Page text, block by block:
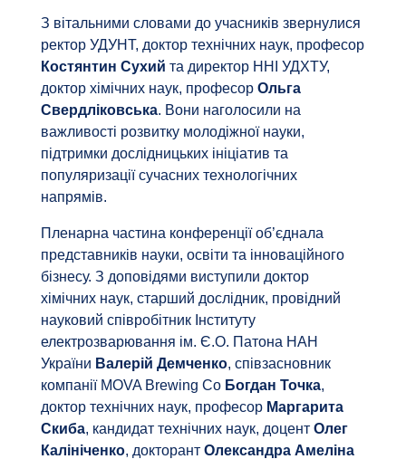
З вітальними словами до учасників звернулися
ректор УДУНТ, доктор технічних наук, професор
Костянтин Сухий та директор ННІ УДХТУ,
доктор хімічних наук, професор Ольга
Свердліковська. Вони наголосили на
важливості розвитку молодіжної науки,
підтримки дослідницьких ініціатив та
популяризації сучасних технологічних
напрямів.
Пленарна частина конференції об’єднала
представників науки, освіти та інноваційного
бізнесу. З доповідями виступили доктор
хімічних наук, старший дослідник, провідний
науковий співробітник Інституту
електрозварювання ім. Є.О. Патона НАН
України Валерій Демченко, співзасновник
компанії MOVA Brewing Co Богдан Точка,
доктор технічних наук, професор Маргарита
Скиба, кандидат технічних наук, доцент Олег
Калініченко, докторант Олександра Амеліна